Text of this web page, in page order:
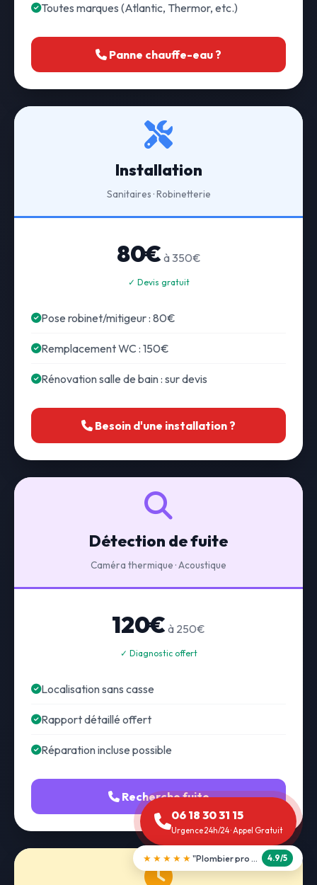
Toutes marques (Atlantic, Thermor, etc.)
Panne chauffe-eau ?
Installation
Sanitaires · Robinetterie
80€ à 350€
✓ Devis gratuit
Pose robinet/mitigeur : 80€
Remplacement WC : 150€
Rénovation salle de bain : sur devis
Besoin d'une installation ?
Détection de fuite
Caméra thermique · Acoustique
120€ à 250€
✓ Diagnostic offert
Localisation sans casse
Rapport détaillé offert
Réparation incluse possible
Recherche fuite
06 18 30 31 15
Urgence 24h/24 · Appel Gratuit
★★★★★ "Débouchage WC en 30 min" 5.0/5